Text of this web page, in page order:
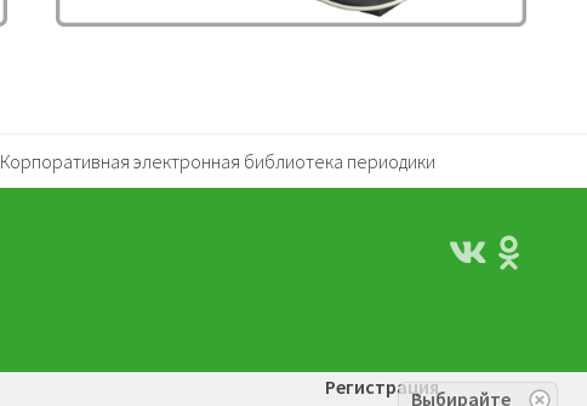
Корпоративная электронная библиотека периодики
Регистрация
Выбирайте